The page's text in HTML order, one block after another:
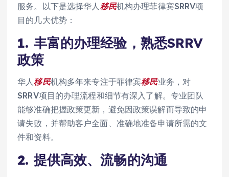
服务。以下是选择华人 移民机构办理菲律宾SRRV项
目的几大优势：
1. 丰富的办理经验，熟悉SRRV
政策
华人移民机构多年来专注于菲律宾移民业务，对
SRRV项目的办理流程和细节有深入了解。专业团队
能够准确把握政策更新，避免因政策误解而导致的申
请失败，并帮助客户全面、准确地准备申请所需的文
件和资料。
2. 提供高效、流畅的沟通